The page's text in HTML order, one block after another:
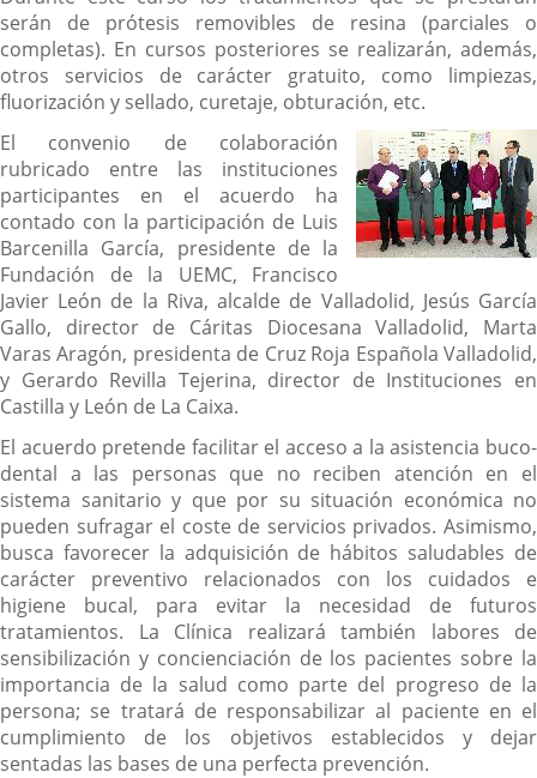
serán de prótesis removibles de resina (parciales o
completas). En cursos posteriores se realizarán, además,
otros servicios de carácter gratuito, como limpiezas,
fluorización y sellado, curetaje, obturación, etc.
El convenio de colaboración
rubricado entre las instituciones
participantes en el acuerdo ha
contado con la participación de Luis
Barcenilla García, presidente de la
Fundación de la UEMC, Francisco
Javier León de la Riva, alcalde de Valladolid, Jesús García
Gallo, director de Cáritas Diocesana Valladolid, Marta
Varas Aragón, presidenta de Cruz Roja Española Valladolid,
y Gerardo Revilla Tejerina, ‎director de Instituciones en
Castilla y León de La Caixa.
El acuerdo pretende facilitar el acceso a la asistencia buco-
dental a las personas que no reciben atención en el
sistema sanitario y que por su situación económica no
pueden sufragar el coste de servicios privados. Asimismo,
busca favorecer la adquisición de hábitos saludables de
carácter preventivo relacionados con los cuidados e
higiene bucal, para evitar la necesidad de futuros
tratamientos. La Clínica realizará también labores de
sensibilización y concienciación de los pacientes sobre la
importancia de la salud como parte del progreso de la
persona; se tratará de responsabilizar al paciente en el
cumplimiento de los objetivos establecidos y dejar
sentadas las bases de una perfecta prevención.